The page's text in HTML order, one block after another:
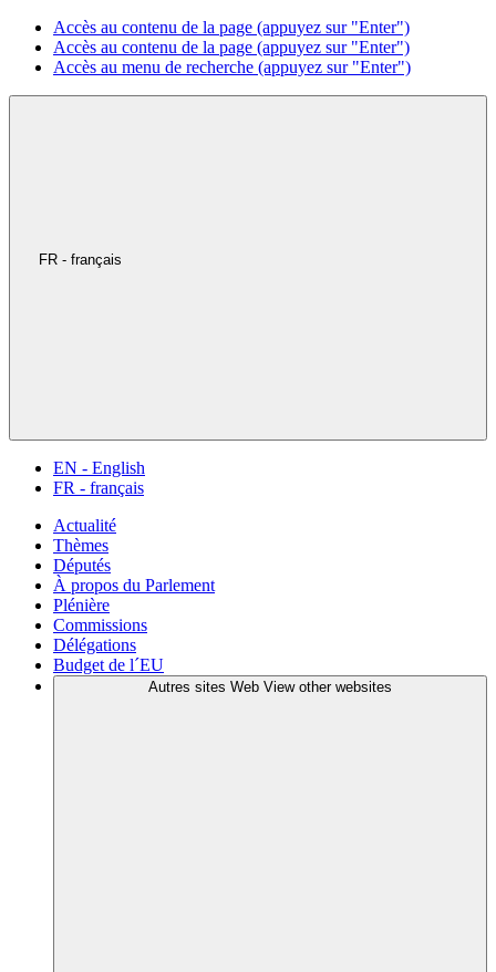
Accès au contenu de la page (appuyez sur "Enter")
Accès au contenu de la page (appuyez sur "Enter")
Accès au menu de recherche (appuyez sur "Enter")
FR - français
EN - English
FR - français
Actualité
Thèmes
Députés
À propos du Parlement
Plénière
Commissions
Délégations
Budget de l´EU
Autres sites Web View other websites